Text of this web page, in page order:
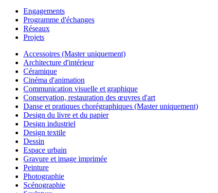
Engagements
Programme d'échanges
Réseaux
Projets
Accessoires (Master uniquement)
Architecture d'intérieur
Céramique
Cinéma d'animation
Communication visuelle et graphique
Conservation, restauration des œuvres d'art
Danse et pratiques chorégraphiques (Master uniquement)
Design du livre et du papier
Design industriel
Design textile
Dessin
Espace urbain
Gravure et image imprimée
Peinture
Photographie
Scénographie